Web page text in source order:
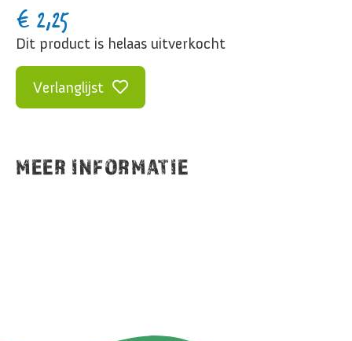
€ 2,25
Dit product is helaas uitverkocht
Verlanglijst
MEER INFORMATIE